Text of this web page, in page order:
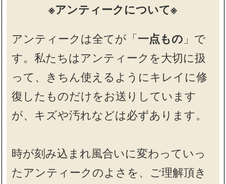
※アンティークについて※
アンティークは全てが「一点もの 」で
す。私たちはアンティークを大切に扱
って、きちん使えるようにキレイに修
復したものだけをお送りしています
が、キズや汚れなどは必ずあります。
時が刻み込まれ風合いに変わっていっ
たアンティークのよさを、ご理解頂き